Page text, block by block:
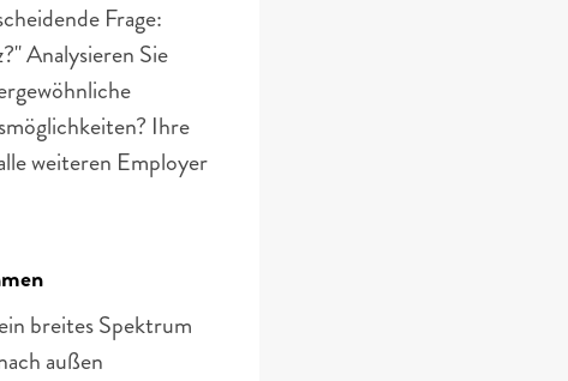
Frage:
Analysieren Sie
Ihre
weiteren Employer
breites Spektrum
außen